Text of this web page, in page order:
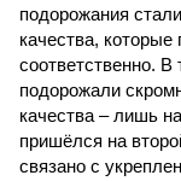
подорожания
качества,
соответственно.
подорожали
качества – лишь
пришёлся на
связано с